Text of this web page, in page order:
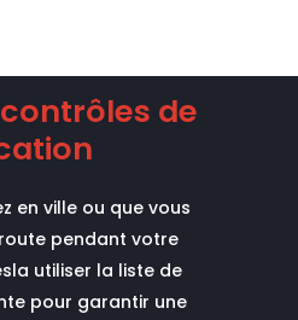
de
en ville ou que vous
pendant votre
utiliser la liste de
pour garantir une